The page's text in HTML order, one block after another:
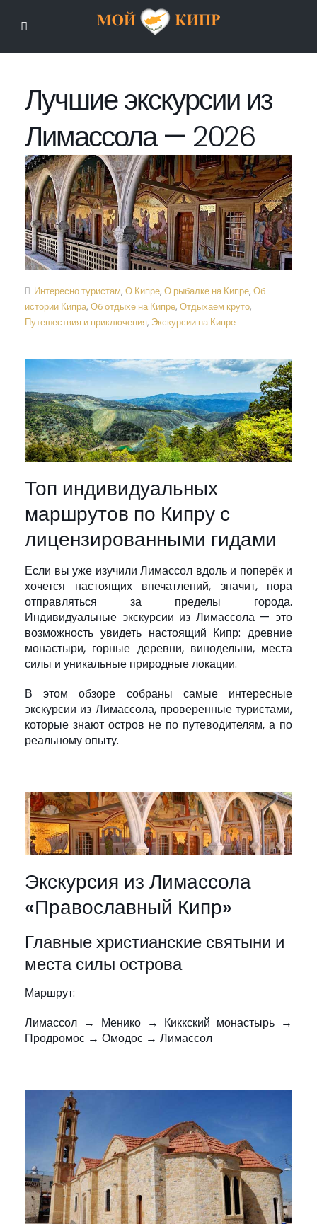
Лучшие экскурсии из
Лимассола — 2026
Интересно туристам, О Кипре, О рыбалке на Кипре, Об
истории Кипра, Об отдыхе на Кипре, Отдыхаем круто,
Путешествия и приключения, Экскурсии на Кипре
Топ индивидуальных
маршрутов по Кипру с
лицензированными гидами
Если вы уже изучили Лимассол вдоль и поперёк и
хочется настоящих впечатлений, значит, пора
отправляться за пределы города.
Индивидуальные экскурсии из Лимассола — это
возможность увидеть настоящий Кипр: древние
монастыри, горные деревни, винодельни, места
силы и уникальные природные локации.
В этом обзоре собраны самые интересные
экскурсии из Лимассола, проверенные туристами,
которые знают остров не по путеводителям, а по
реальному опыту.
Экскурсия из Лимассола
«Православный Кипр»
Главные христианские святыни и
места силы острова
Маршрут:
Лимассол → Менико → Киккский монастырь →
Продромос → Омодос → Лимассол